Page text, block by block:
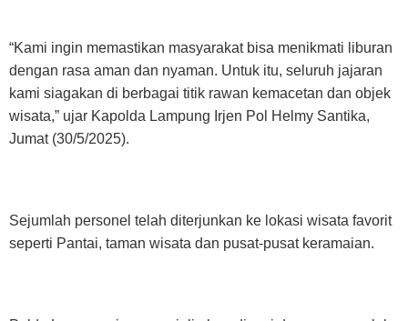
“Kami ingin memastikan masyarakat bisa menikmati liburan
dengan rasa aman dan nyaman. Untuk itu, seluruh jajaran
kami siagakan di berbagai titik rawan kemacetan dan objek
wisata,” ujar Kapolda Lampung Irjen Pol Helmy Santika,
Jumat (30/5/2025).
Sejumlah personel telah diterjunkan ke lokasi wisata favorit
seperti Pantai, taman wisata dan pusat-pusat keramaian.